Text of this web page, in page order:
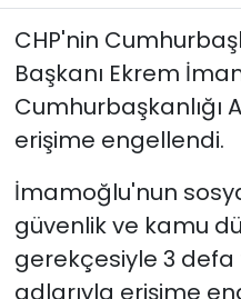
CHP'nin
Başkanı Ekrem
Cumhurbaşkanlığı
erişime engellendi.
İmamoğlu'nun
güvenlik ve kamu
gerekçesiyle 3 defa
adlarıyla erişime